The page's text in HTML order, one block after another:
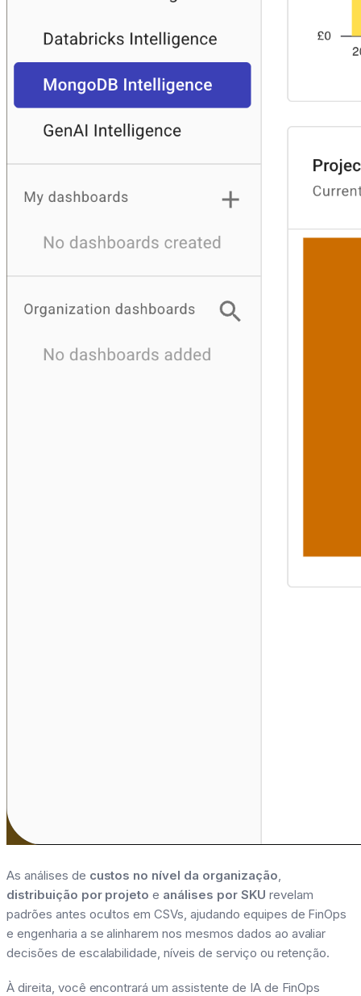
As análises de custos no nível da organização,
distribuição por projeto e análises por SKU revelam
padrões antes ocultos em CSVs, ajudando equipes de FinOps
e engenharia a se alinharem nos mesmos dados ao avaliar
decisões de escalabilidade, níveis de serviço ou retenção.
À direita, você encontrará um assistente de IA de FinOps